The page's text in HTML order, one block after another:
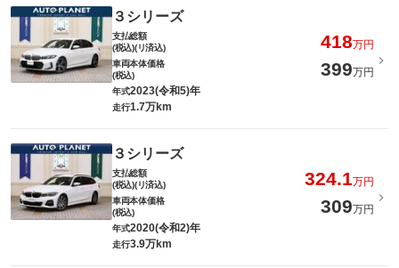
３シリーズ
支払総額
(税込)(リ済込)
418万円
車両本体価格
(税込)
399万円
年式2023(令和5)年
走行1.7万km
３シリーズ
支払総額
(税込)(リ済込)
324.1万円
車両本体価格
(税込)
309万円
年式2020(令和2)年
走行3.9万km